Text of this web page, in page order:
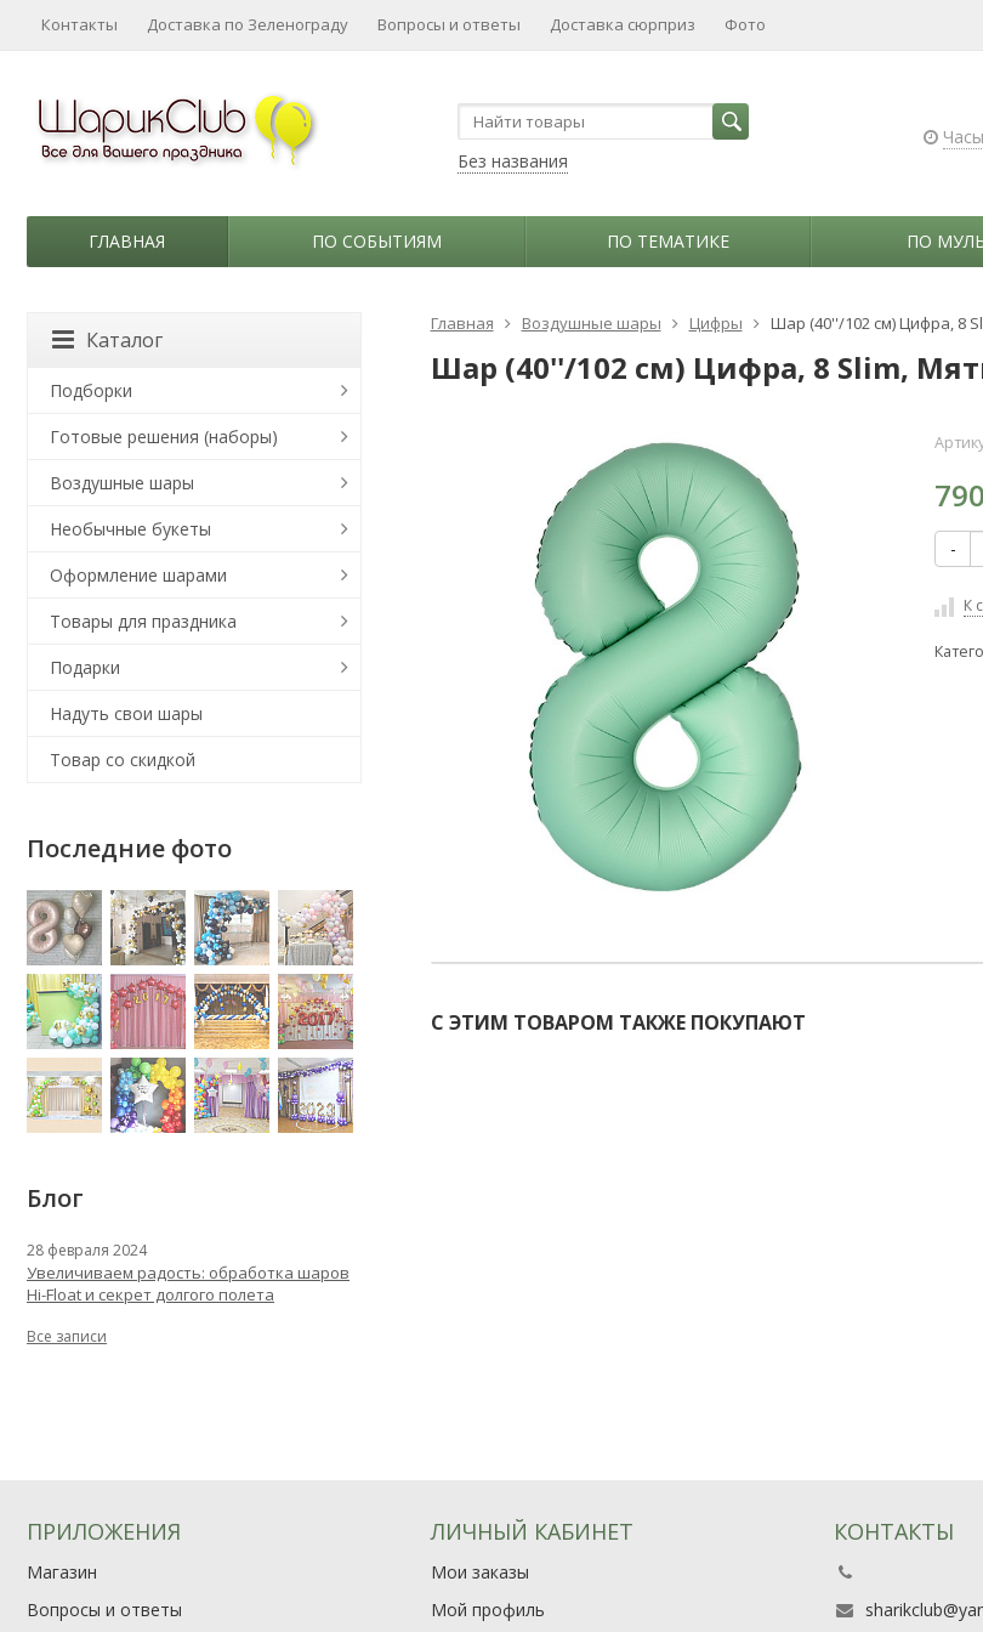
Контакты Доставка по Зеленограду Вопросы и ответы Доставка сюрприз Фото
Без названия
ГЛАВНАЯ ПО СОБЫТИЯМ ПО ТЕМАТИКЕ ПО
Главная Воздушные шары Цифры Шар (40''/102 см) Цифра, 8
Шар (40''/102 см) Цифра, 8 Slim,
-
К
С ЭТИМ ТОВАРОМ ТАКЖЕ ПОКУПАЮТ
Каталог
Подборки
Готовые решения (наборы)
Воздушные шары
Необычные букеты
Оформление шарами
Товары для праздника
Подарки
Надуть свои шары
Товар со скидкой
Последние фото
Блог
28 февраля 2024
Увеличиваем радость: обработка шаров
Hi-Float и секрет долгого полета
Все записи
ПРИЛОЖЕНИЯ
Магазин
Вопросы и ответы
ЛИЧНЫЙ КАБИНЕТ
Мои заказы
Мой профиль
КОНТАКТЫ